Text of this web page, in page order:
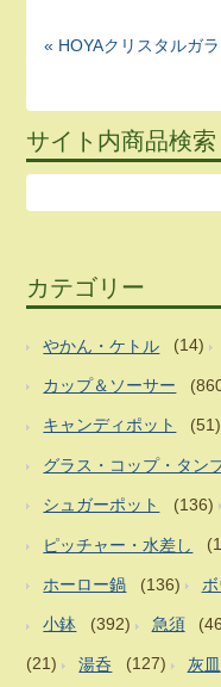
« HOYAクリスタルガ
サイト内商品検索
カテゴリー
やかん・ケトル (14)
カップ＆ソーサー
キャンディポット (51)
グラス・コップ・タン
シュガーポット (136)
ピッチャー・水差し
ホーロー鍋 (136)
小鉢 (392) 急須
(21) 湯呑 (127) 灰皿